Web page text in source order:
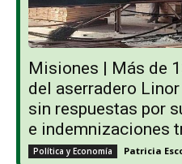
Misiones | Más de
del aserradero
sin respuestas por
e indemnizaciones
Política y Economía Patricia